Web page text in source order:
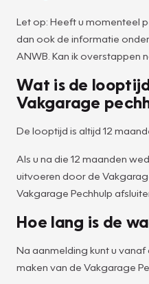
Let op: Heeft u momenteel
dan ook de informatie onder
ANWB. Kan ik overstappen
Wat is de
Vakgarage
De looptijd is altijd 12
Als u na die 12 maanden
uitvoeren door de
Vakgarage Pechhulp
Hoe lang is de
Na aanmelding kunt u
maken van de Vakgarage